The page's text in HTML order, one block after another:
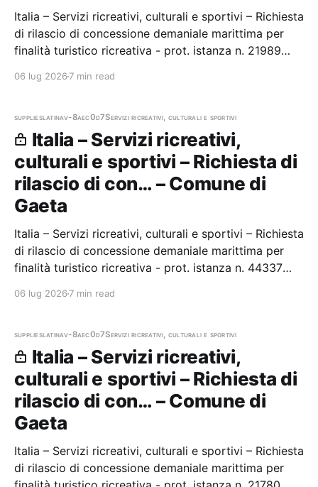
Italia – Servizi ricreativi, culturali e sportivi – Richiesta
di rilascio di concessione demaniale marittima per
finalità turistico ricreativa - prot. istanza n. 21989
06 lug 2026 7 min read
supplieslatinav-8aec0d7Servizi ricreativi, culturali e sportivi
Italia – Servizi ricreativi,
culturali e sportivi – Richiesta di
rilascio di con… – Comune di
Gaeta
Italia – Servizi ricreativi, culturali e sportivi – Richiesta
di rilascio di concessione demaniale marittima per
finalità turistico ricreativa - prot. istanza n. 44337
06 lug 2026 7 min read
supplieslatinav-8aec0d7Servizi ricreativi, culturali e sportivi
Italia – Servizi ricreativi,
culturali e sportivi – Richiesta di
rilascio di con… – Comune di
Gaeta
Italia – Servizi ricreativi, culturali e sportivi – Richiesta
di rilascio di concessione demaniale marittima per